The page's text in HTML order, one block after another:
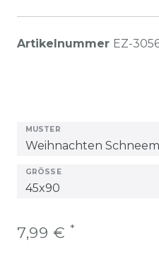
Artikelnummer EZ-
MUSTER
GRÖSSE
7,99 € *